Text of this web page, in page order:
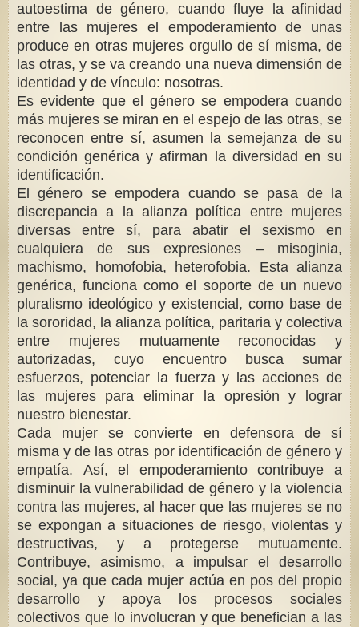
autoestima de género, cuando fluye la afinidad
entre las mujeres el empoderamiento de unas
produce en otras mujeres orgullo de sí misma, de
las otras, y se va creando una nueva dimensión de
identidad y de vínculo: nosotras.
Es evidente que el género se empodera cuando
más mujeres se miran en el espejo de las otras, se
reconocen entre sí, asumen la semejanza de su
condición genérica y afirman la diversidad en su
identificación.
El género se empodera cuando se pasa de la
discrepancia a la alianza política entre mujeres
diversas entre sí, para abatir el sexismo en
cualquiera de sus expresiones – misoginia,
machismo, homofobia, heterofobia. Esta alianza
genérica, funciona como el soporte de un nuevo
pluralismo ideológico y existencial, como base de
la sororidad, la alianza política, paritaria y colectiva
entre mujeres mutuamente reconocidas y
autorizadas, cuyo encuentro busca sumar
esfuerzos, potenciar la fuerza y las acciones de
las mujeres para eliminar la opresión y lograr
nuestro bienestar.
Cada mujer se convierte en defensora de sí
misma y de las otras por identificación de género y
empatía. Así, el empoderamiento contribuye a
disminuir la vulnerabilidad de género y la violencia
contra las mujeres, al hacer que las mujeres se no
se expongan a situaciones de riesgo, violentas y
destructivas, y a protegerse mutuamente.
Contribuye, asimismo, a impulsar el desarrollo
social, ya que cada mujer actúa en pos del propio
desarrollo y apoya los procesos sociales
colectivos que lo involucran y que benefician a las